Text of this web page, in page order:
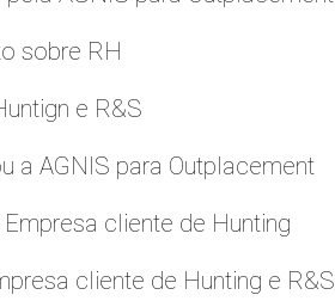
sobre RH
e R&S
a AGNIS para Outplacement
cliente de Hunting
cliente de Hunting e R&S